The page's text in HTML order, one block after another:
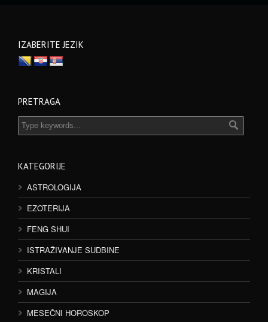
IZABERITE JEZIK
PRETRAGA
KATEGORIJE
ASTROLOGIJA
EZOTERIJA
FENG SHUI
ISTRAŽIVANJE SUDBINE
KRISTALI
MAGIJA
MESEČNI HOROSKOP